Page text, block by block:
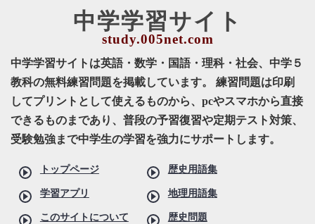
中学学習サイト
中学学習サイトは英語・数学・国語・理科・社会、中学５
教科の無料練習問題を掲載しています。 練習問題は印刷
してプリントとして使えるものから、pcやスマホから直接
できるものまであり、普段の予習復習や定期テスト対策、
受験勉強まで中学生の学習を強力にサポートします。
トップページ
学習アプリ
このサイトについて
歴史用語集
地理用語集
歴史問題